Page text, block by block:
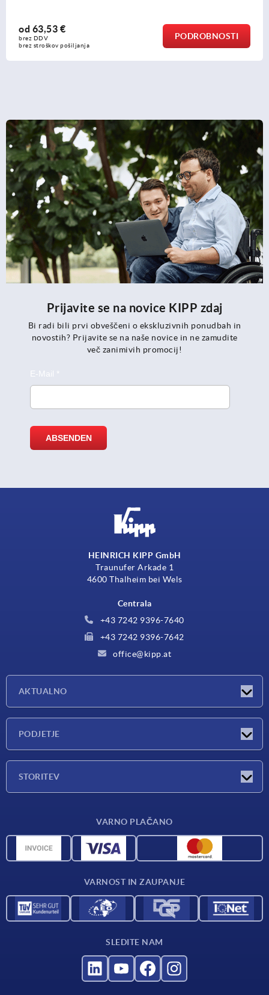
od38,36 €
brez DDV
brez stroškov pošiljanja
PODROBNOSTI
Prijavite se na novice KIPP zdaj
Bi radi bili prvi obveščeni o ekskluzivnih ponudbah in
novostih? Prijavite se na naše novice in ne zamudite
več zanimivih promocij!
HEINRICH KIPP GmbH
Traunufer Arkade 1
4600 Thalheim bei Wels
Centrala
+43 7242 9396-7640
+43 7242 9396-7642
office@kipp.at
AKTUALNO
PODJETJE
STORITEV
CAD podatki
Za dobavitelje
VARNO PLAČANO
VARNOST IN ZAUPANJE
SLEDITE NAM